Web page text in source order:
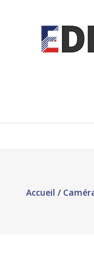
Dashcams
Accueil /